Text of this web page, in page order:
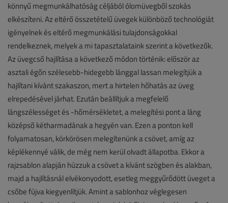
könnyű megmunkálhatóság céljából ólomüvegből szokás
elkészíteni. Az eltérő összetételű üvegek különböző technológiát
igényelnek és eltérő megmunkálási tulajdonságokkal
rendelkeznek, melyek a mi tapasztalataink szerint a következők.
Az üvegcső hajlítása a következő módon történik: először az
asztali égőn szélesebb-hidegebb lánggal lassan melegítjük a
hajlítani kívánt szakaszon, mert a hirtelen hőhatás az üveg
elrepedésével járhat. Ezután beállítjuk a megfelelő
lángszélességet és -hőmérsékletet, a melegítési pont a láng
középső kétharmadának a hegyén van. Ezen a ponton kell
folyamatosan, körkörösen melegítenünk a csövet, amíg az
képlékennyé válik, de még nem kerül olvadt állapotba. Ekkor a
rajzsablon alapján húzzuk a csövet a kívánt szögben és alakban,
majd a hajlításnál elvékonyodott, esetleg meggyűrődött üveget a
csőbe fújva kiegyenlítjük. Amint a sablonhoz véglegesen